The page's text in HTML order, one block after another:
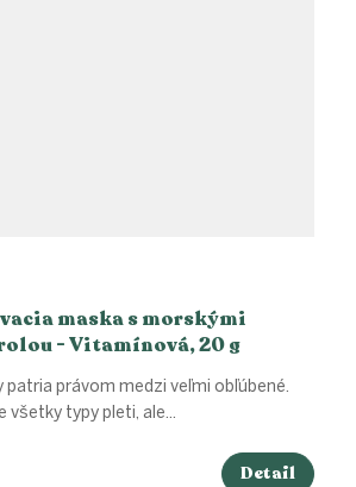
maska s morskými
- Vitamínová, 20 g
Detail
patria právom medzi veľmi obľúbené.
všetky typy pleti, ale...